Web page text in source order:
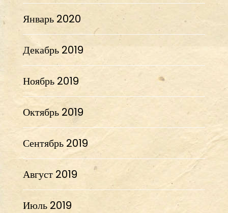
Январь 2020
Декабрь 2019
Ноябрь 2019
Октябрь 2019
Сентябрь 2019
Август 2019
Июль 2019